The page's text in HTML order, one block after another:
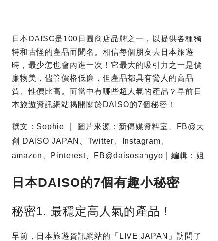
日本DAISO是100日圓商店品牌之一，以提供各種獨
特和古怪的產品而聞名。相信每個朋友去日本旅遊
時，最少怎也會內進一次！它最大的吸引力之一是價
廉物美，儘管價格低廉，但產品都具有驚人的高品
質、性價比高。而當中有哪些超人氣的產品？早前日
本旅遊資訊網站揭開關於DAISO的7個秘密！
撰文：Sophie ｜ 圖片來源：新傳媒資料室、FB@大
創 DAISO JAPAN、Twitter、Instagram、
amazon、Pinterest、FB@daisosangyo｜編輯：姐
日本DAISO的7個有趣小秘密
秘密1. 最穩定高人氣的產品！
早前，日本旅遊資訊網站的「LIVE JAPAN」訪問了